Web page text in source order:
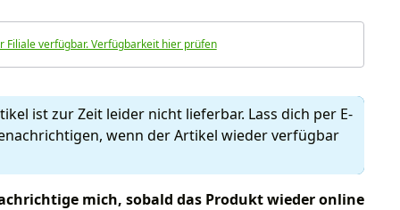
Filiale verfügbar. Verfügbarkeit hier prüfen
ist zur Zeit leider nicht lieferbar. Lass dich per E-
wenn der Artikel wieder verfügbar
mich, sobald das Produkt wieder online